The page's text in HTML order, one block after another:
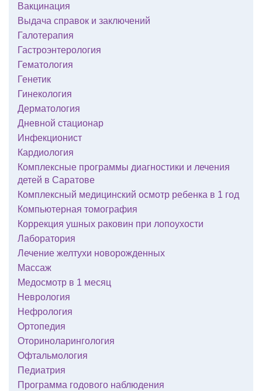
Вакцинация
Выдача справок и заключений
Галотерапия
Гастроэнтерология
Гематология
Генетик
Гинекология
Дерматология
Дневной стационар
Инфекционист
Кардиология
Комплексные программы диагностики и лечения
детей в Саратове
Комплексный медицинский осмотр ребенка в 1 год
Компьютерная томография
Коррекция ушных раковин при лопоухости
Лаборатория
Лечение желтухи новорожденных
Массаж
Медосмотр в 1 месяц
Неврология
Нефрология
Ортопедия
Оториноларингология
Офтальмология
Педиатрия
Программа годового наблюдения